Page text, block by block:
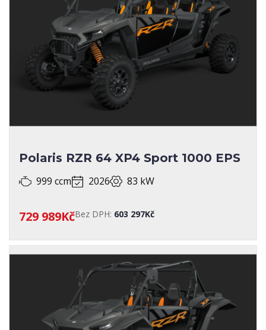
Polaris RZR 64 XP4 Sport 1000 EPS
999 ccm 2026 83 kW
729 989KčBez DPH: 603 297Kč